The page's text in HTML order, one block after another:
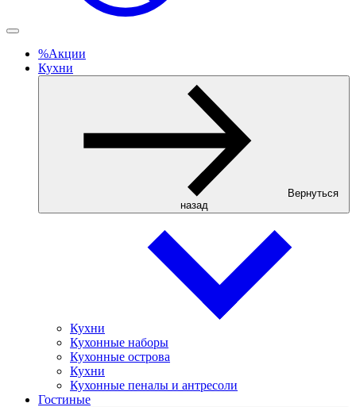
%Акции
Кухни
Вернуться
назад
Кухни
Кухонные наборы
Кухонные острова
Кухни
Кухонные пеналы и антресоли
Гостиные